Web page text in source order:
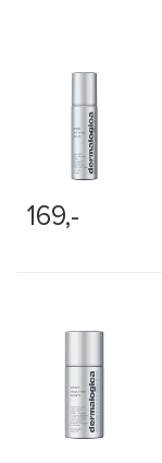
169,-